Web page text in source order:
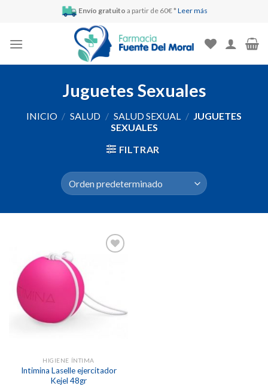
Envío gratuito a partir de 60€ * Leer más
Juguetes Sexuales
INICIO / SALUD / SALUD SEXUAL / JUGUETES
SEXUALES
FILTRAR
deseos
HIGIENE ÍNTIMA
Intimina Laselle ejercitador
Kejel 48gr